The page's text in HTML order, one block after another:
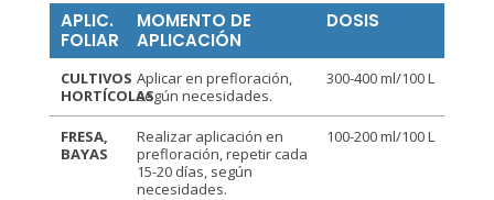
APLIC.
FOLIAR
MOMENTO DE
APLICACIÓN
DOSIS
CULTIVOS
HORTÍCOLAS
Aplicar en prefloración,
según necesidades.
300-400 ml/100 L
FRESA,
BAYAS
Realizar aplicación en
prefloración, repetir cada
15-20 días, según
necesidades.
100-200 ml/100 L